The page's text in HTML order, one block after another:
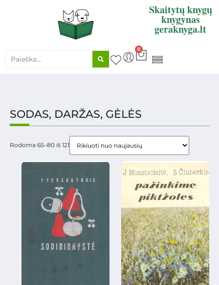
Skaitytų knygų
knygynas
geraknyga.lt
0
SODAS, DARŽAS, GĖLĖS
Rodoma 65–80 iš 121